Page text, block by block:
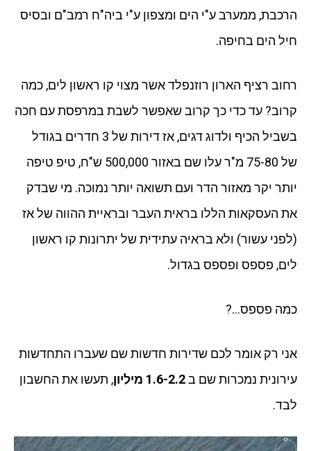
הרכבת, ממערב ע"י הים ומצפון ע"י ביה"ח רמב"ם ובסיס
חיל הים בחיפה.
רחוב רציף הארון רוזנפלד אשר מצוי קו ראשון לים, כמה
קרוב? עד כדי כך קרוב שאפשר לשבת במרפסת עם חכה
בשביל הכיף ולדוג דגים, אז דירות של 3 חדרים בגודל
של 75-80 מ"ר עלו שם באזור 500,000 ש"ח, טיפ טיפה
יותר יקר מאזור הדר ועם תשואה יותר נמוכה. מי שבדק
את העסקאות הללו בראית העבר ובראיית ההווה של אז
(לפני עשור) ולא בראיה עתידית של יתרונות קו ראשון
לים, פספס ופספס בגדול.
כמה פספס…?
אני רק אומר לכם שדירות חדשות שם שעברו התחדשות
עירונית נמכרות שם ב1.6-2.2 מיליון
, תעשו את החשבון
לבד.